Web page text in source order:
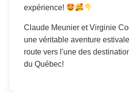
expérience!
Claude Meunier et Virginie
une véritable aventure
route vers l'une des
du Québec!